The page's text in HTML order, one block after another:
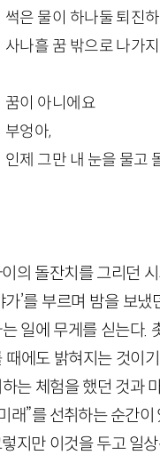
썩은 물이 하나둘 퇴진
사나흘 꿈 밖으로 나가
꿈이 아니에요
부엉아,
인제 그만 내 눈을 물고
의 돌잔치를 그리던
가’를 부르며 밤을 보
일에 무게를 싣는다.
때에도 밝혀지는 것이
는 체험을 했던 것과
래”를 선취하는 순간
지만 이것을 두고 일